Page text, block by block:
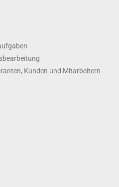
Kunden und Mitarbeitern